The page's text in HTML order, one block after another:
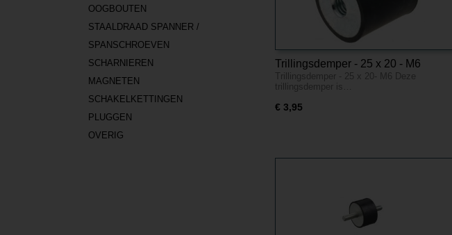
OOGBOUTEN
STAALDRAAD SPANNER /
SPANSCHROEVEN
SCHARNIEREN
MAGNETEN
SCHAKELKETTINGEN
PLUGGEN
OVERIG
Trillingsdemper - 25 x 20 - M6
Trillingsdemper - 25 x 20- M6 Deze
trillingsdemper is…
€ 3,95